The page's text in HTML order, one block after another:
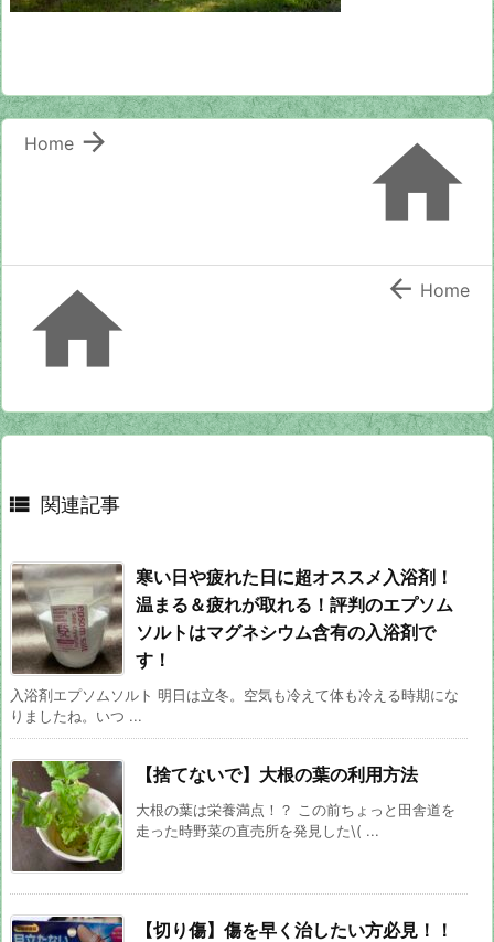


Home
  Home
 関連記事
寒い日や疲れた日に超オススメ入浴剤！
温まる＆疲れが取れる！評判のエプソム
ソルトはマグネシウム含有の入浴剤で
す！
入浴剤エプソムソルト 明日は立冬。空気も冷えて体も冷える時期にな
りましたね。いつ ...
【捨てないで】大根の葉の利用方法
大根の葉は栄養満点！？ この前ちょっと田舎道を
走った時野菜の直売所を発見した\( ...
【切り傷】傷を早く治したい方必見！！